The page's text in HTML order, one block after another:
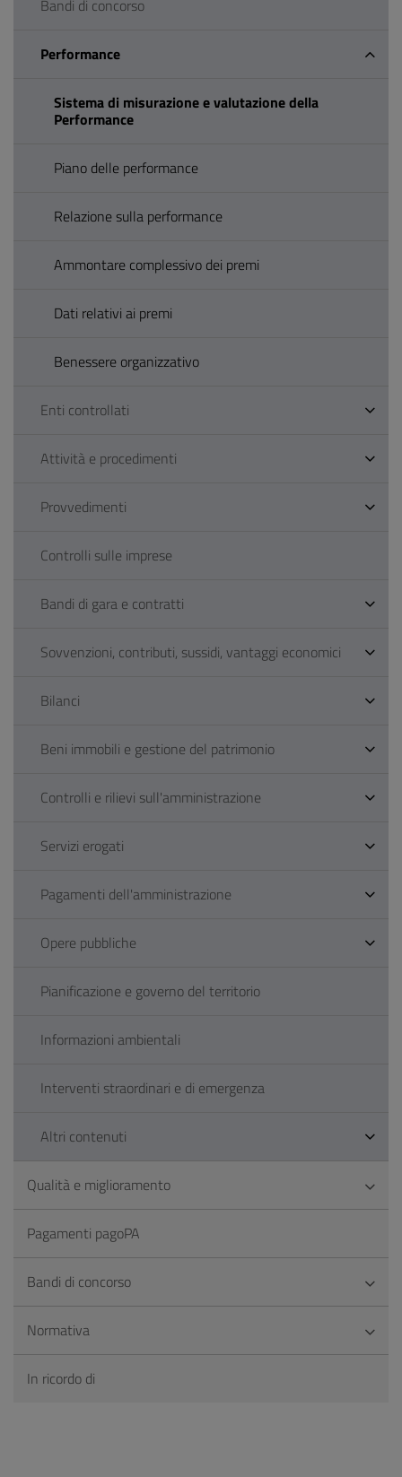
Bandi di concorso
Performance
Sistema di misurazione e valutazione della
Performance
Piano delle performance
Relazione sulla performance
Ammontare complessivo dei premi
Dati relativi ai premi
Benessere organizzativo
Enti controllati
Attività e procedimenti
Provvedimenti
Controlli sulle imprese
Bandi di gara e contratti
Sovvenzioni, contributi, sussidi, vantaggi economici
Bilanci
Beni immobili e gestione del patrimonio
Controlli e rilievi sull'amministrazione
Servizi erogati
Pagamenti dell'amministrazione
Opere pubbliche
Pianificazione e governo del territorio
Informazioni ambientali
Interventi straordinari e di emergenza
Altri contenuti
Qualità e miglioramento
Pagamenti pagoPA
Bandi di concorso
Normativa
In ricordo di